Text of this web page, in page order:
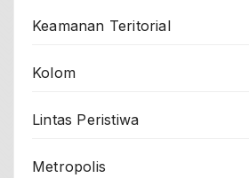
Keamanan Teritorial
Kolom
Lintas Peristiwa
Metropolis